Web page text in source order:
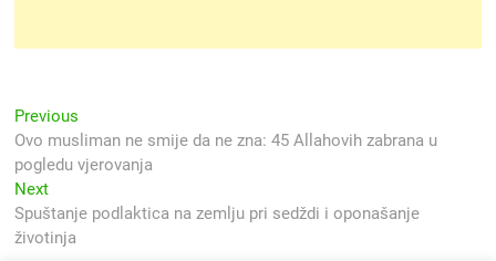
Navigacija
objava
Previous
post:
Ovo musliman ne smije da ne zna: 45 Allahovih zabrana u
pogledu vjerovanja
NextNext
post:
Spuštanje podlaktica na zemlju pri sedždi i oponašanje
životinja